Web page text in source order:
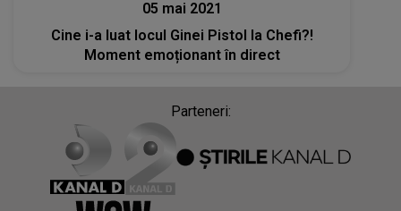
05 mai 2021
Cine i-a luat locul Ginei Pistol la Chefi?!
Moment emoționant în direct
Parteneri: